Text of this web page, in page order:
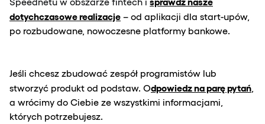
dotychczasowe realizacje – od aplikacji dla start-upów,
po rozbudowane, nowoczesne platformy bankowe.
Jeśli chcesz zbudować zespół programistów lub
stworzyć produkt od podstaw. Odpowiedz na parę pytań
a wrócimy do Ciebie ze wszystkimi informacjami,
których potrzebujesz.